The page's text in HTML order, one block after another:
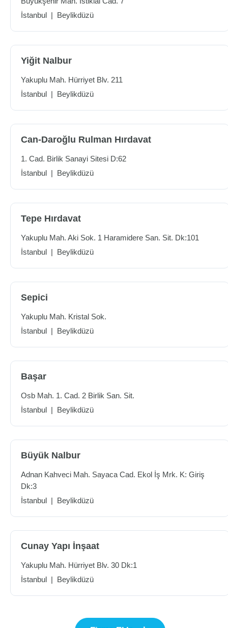
İstanbul | Beylikdüzü
Yiğit Nalbur
Yakuplu Mah. Hürriyet Blv. 211
İstanbul | Beylikdüzü
Can-Daroğlu Rulman Hırdavat
1. Cad. Birlik Sanayi Sitesi D:62
İstanbul | Beylikdüzü
Tepe Hırdavat
Yakuplu Mah. Aki Sok. 1 Haramidere San. Sit. Dk:101
İstanbul | Beylikdüzü
Sepici
Yakuplu Mah. Kristal Sok.
İstanbul | Beylikdüzü
Başar
Osb Mah. 1. Cad. 2 Birlik San. Sit.
İstanbul | Beylikdüzü
Büyük Nalbur
Adnan Kahveci Mah. Sayaca Cad. Ekol İş Mrk. K: Giriş
Dk:3
İstanbul | Beylikdüzü
Cunay Yapı İnşaat
Yakuplu Mah. Hürriyet Blv. 30 Dk:1
İstanbul | Beylikdüzü